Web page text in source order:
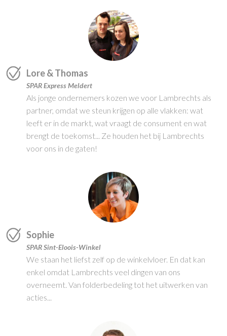
Lore & Thomas
SPAR Express Meldert
Als jonge ondernemers kozen we voor Lambrechts als
partner, omdat we steun krijgen op alle vlakken: wat
leeft er in de markt, wat vraagt de consument en wat
brengt de toekomst... Ze houden het bij Lambrechts
voor ons in de gaten!
Sophie
SPAR Sint-Eloois-Winkel
We staan het liefst zelf op de winkelvloer. En dat kan
enkel omdat Lambrechts veel dingen van ons
overneemt. Van folderbedeling tot het uitwerken van
acties...